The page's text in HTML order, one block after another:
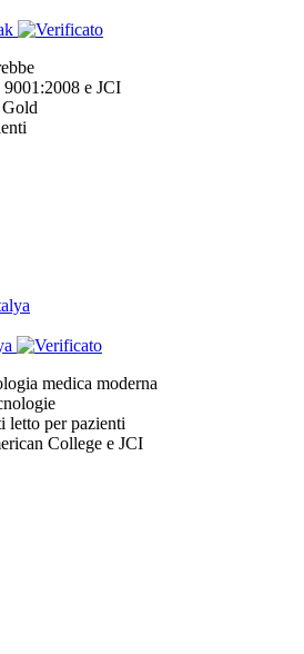
e JCI
medica moderna
letto per pazienti
College e JCI